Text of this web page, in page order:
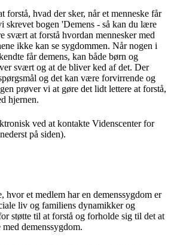
forstå, hvad der sker, når et menneske får
skrevet bogen 'Demens - så kan du lære
svært at forstå hvordan mennesker med
ikke kan se sygdommen. Når nogen i
får demens, kan både børn og
svært og at de bliver ked af det. Der
og det kan være forvirrende og
prøver vi at gøre det lidt lettere at forstå,
hjernen.
ved at kontakte Videnscenter for
på siden).
et medlem har en demenssygdom er
liv og familiens dynamikker og
støtte til at forstå og forholde sig til det at
demenssygdom.